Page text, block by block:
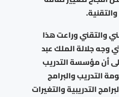
والتقني وراعت هذا
وجه جلالة الملك عبد
أن مؤسسة التدريب
التدريب والبرامج
التدريبية والتغيرات